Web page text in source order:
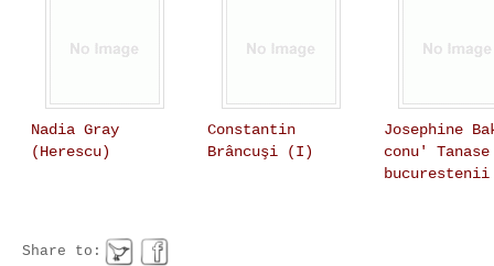
Nadia Gray
(Herescu)
Constantin
Brâncuşi (I)
Josephine
conu'
bucurestenii
Share to: